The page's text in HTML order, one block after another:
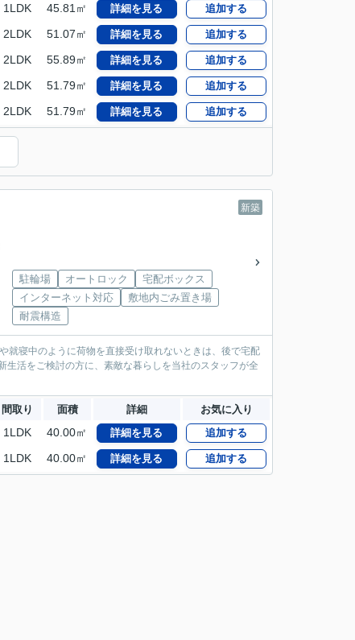
1LDK 45.81㎡ 詳細を見る 追加する
2LDK 51.07㎡ 詳細を見る 追加する
2LDK 55.89㎡ 詳細を見る 追加する
2LDK 51.79㎡ 詳細を見る 追加する
2LDK 51.79㎡ 詳細を見る 追加する
新築
駐輪場 オートロック
宅配ボックス
インターネット対応
敷地内ごみ置き場
耐震構造
就寝中のように荷物を直接受け取れないときは、後で宅配
活をご検討の方に、素敵な暮らしを当社のスタッフが全
間取り 面積 詳細 お気に入り
1LDK 40.00㎡ 詳細を見る 追加する
1LDK 40.00㎡ 詳細を見る 追加する